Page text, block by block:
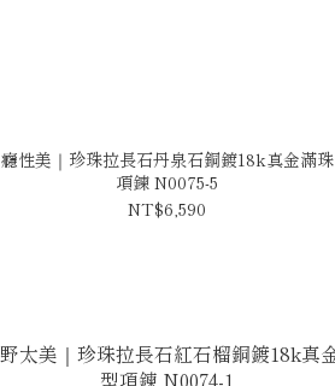
癮性美｜珍珠拉長石丹泉石銅鍍18k真金滿珠
項鍊 N0075-5
NT$6,590